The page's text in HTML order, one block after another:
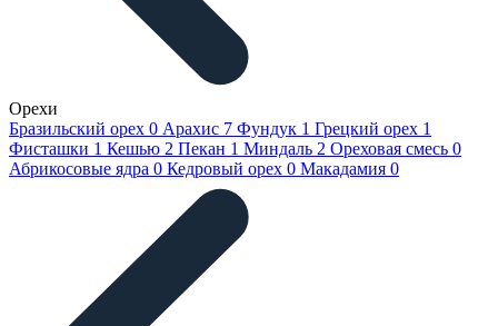
Орехи
Бразильский орех 0 Арахис 7 Фундук 1 Грецкий орех 1
Фисташки 1 Кешью 2 Пекан 1 Миндаль 2 Ореховая смесь 0
Абрикосовые ядра 0 Кедровый орех 0 Макадамия 0